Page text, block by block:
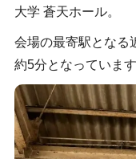
大学 蒼天ホール。
会場の最寄駅となる
約5分となっています